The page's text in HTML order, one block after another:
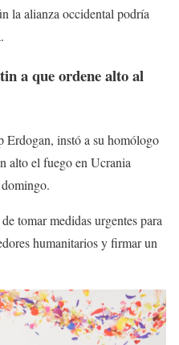
la alianza occidental podría
a que ordene alto al
Erdogan, instó a su homólogo
alto el fuego en Ucrania
tomar medidas urgentes para
humanitarios y firmar un